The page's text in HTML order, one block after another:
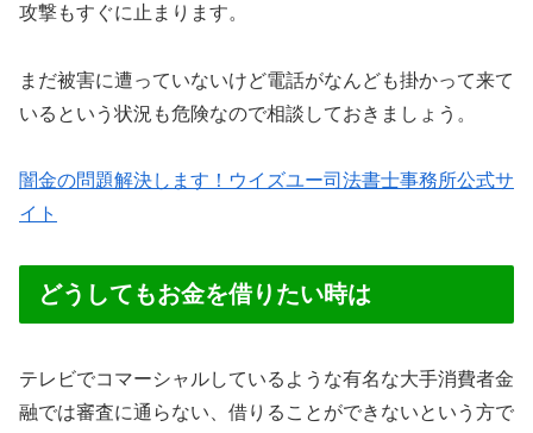
攻撃もすぐに止まります。
まだ被害に遭っていないけど電話がなんども掛かって来て
いるという状況も危険なので相談しておきましょう。
闇金の問題解決します！ウイズユー司法書士事務所公式サ
イト
どうしてもお金を借りたい時は
テレビでコマーシャルしているような有名な大手消費者金
融では審査に通らない、借りることができないという方で